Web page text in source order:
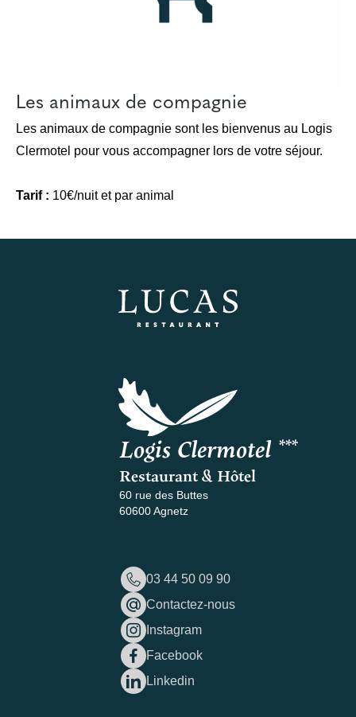
Les animaux de compagnie
Les animaux de compagnie sont les bienvenus au Logis
Clermotel pour vous accompagner lors de votre séjour.
Tarif : 10€/nuit et par animal
Logis Clermotel ***
Restaurant & Hôtel
60 rue des Buttes
60600 Agnetz
03 44 50 09 90
Contactez-nous
Instagram
Facebook
Linkedin